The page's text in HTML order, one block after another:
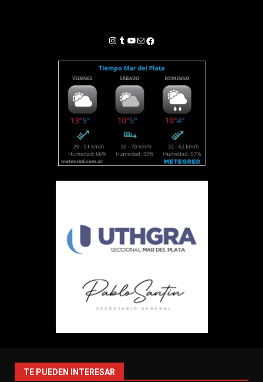
Instagram
Tumblr
YouTube
Correo electrónico
Facebook
TE PUEDEN INTERESAR